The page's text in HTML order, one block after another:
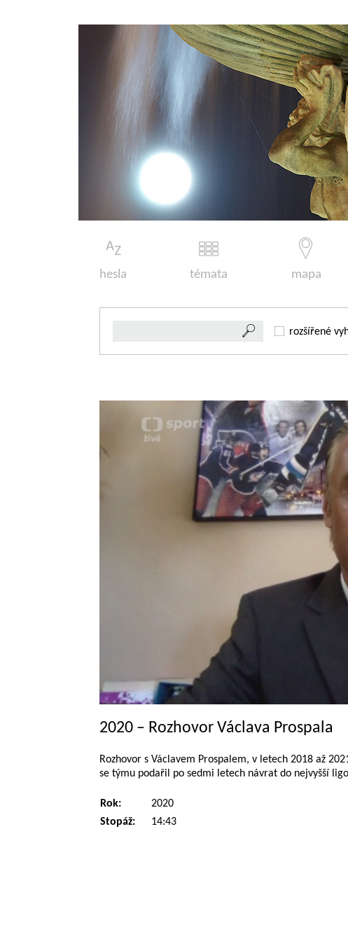
hesla témata mapa
rozšířené
2020 – Rozhovor Václava Prospala
Rozhovor s Václavem Prospalem, v letech 2018 až
se týmu podařil po sedmi letech návrat do nejvyšší
Rok:
2020
Stopáž:
14:43